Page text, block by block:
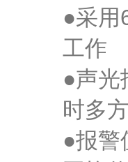
●采用
工作
●声光
时多
●报警